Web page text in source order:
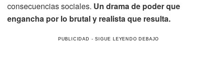
consecuencias sociales. Un drama de poder que
engancha por lo brutal y realista que resulta.